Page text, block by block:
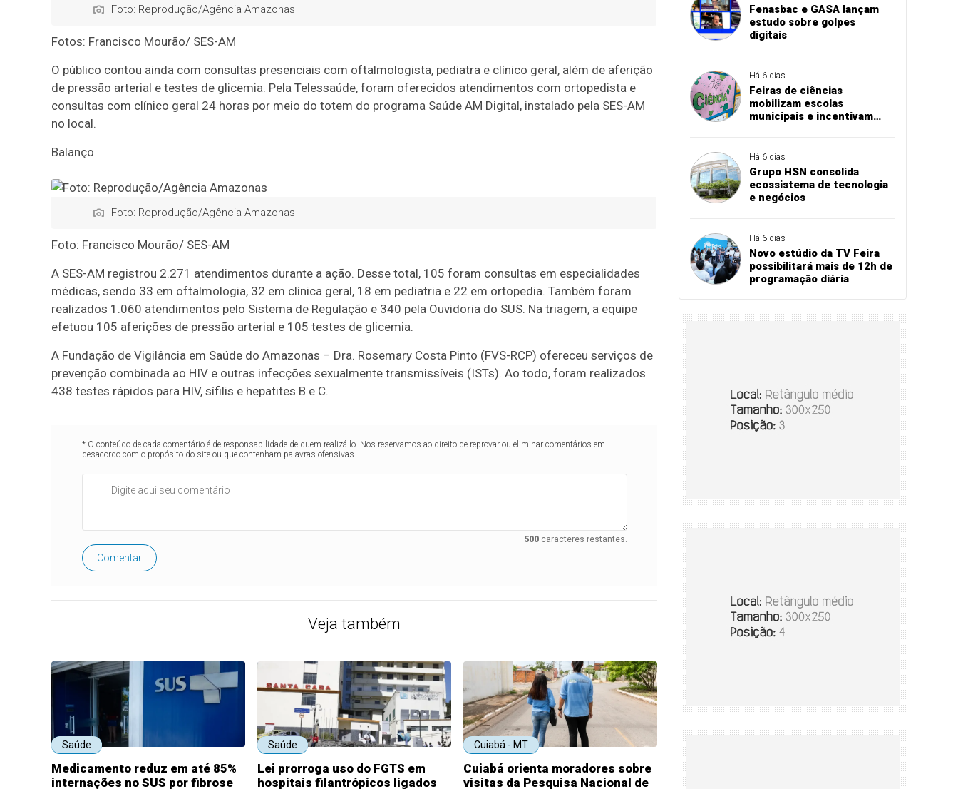
Foto: Reprodução/Agência Amazonas
Fotos: Francisco Mourão/ SES-AM
O público contou ainda com consultas presenciais com oftalmologista, pediatra e clínico geral, além de aferição
de pressão arterial e testes de glicemia. Pela Telessaúde, foram oferecidos atendimentos com ortopedista e
consultas com clínico geral 24 horas por meio do totem do programa Saúde AM Digital, instalado pela SES-AM
no local.
Balanço
Foto: Reprodução/Agência Amazonas
Foto: Francisco Mourão/ SES-AM
A SES-AM registrou 2.271 atendimentos durante a ação. Desse total, 105 foram consultas em especialidades
médicas, sendo 33 em oftalmologia, 32 em clínica geral, 18 em pediatria e 22 em ortopedia. Também foram
realizados 1.060 atendimentos pelo Sistema de Regulação e 340 pela Ouvidoria do SUS. Na triagem, a equipe
efetuou 105 aferições de pressão arterial e 105 testes de glicemia.
A Fundação de Vigilância em Saúde do Amazonas – Dra. Rosemary Costa Pinto (FVS-RCP) ofereceu serviços de
prevenção combinada ao HIV e outras infecções sexualmente transmissíveis (ISTs). Ao todo, foram realizados
438 testes rápidos para HIV, sífilis e hepatites B e C.
* O conteúdo de cada comentário é de responsabilidade de quem realizá-lo. Nos reservamos ao direito de reprovar ou eliminar comentários em
desacordo com o propósito do site ou que contenham palavras ofensivas.
500caracteres restantes.
Comentar
Veja também
Saúde
Medicamento reduz em até 85%
internações no SUS por fibrose
Saúde
Lei prorroga uso do FGTS em
hospitais filantrópicos ligados
Cuiabá - MT
Cuiabá orienta moradores sobre
visitas da Pesquisa Nacional de
Fenasbac e GASA lançam
estudo sobre golpes
digitais
Há 6 dias
Feiras de ciências
mobilizam escolas
municipais e incentivam
Há 6 dias
Grupo HSN consolida
ecossistema de tecnologia
e negócios
Há 6 dias
Novo estúdio da TV Feira
possibilitará mais de 12h de
programação diária